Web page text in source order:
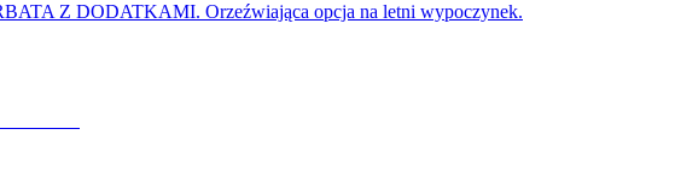
Z DODATKAMI. Orzeźwiająca opcja na letni wypoczynek.